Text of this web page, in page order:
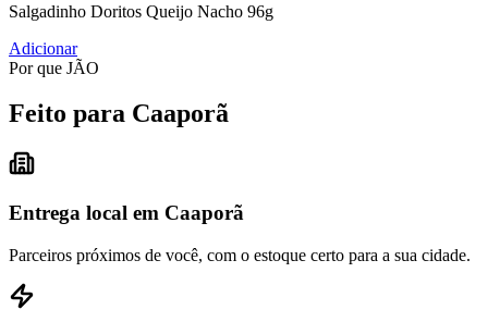
Salgadinho Doritos Queijo Nacho 96g
Adicionar
Por que JÃO
Feito para Caaporã
Entrega local em Caaporã
Parceiros próximos de você, com o estoque certo para a sua cidade.